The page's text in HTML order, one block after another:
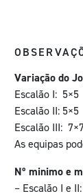
Variação do
Escalão I: 5×5
Escalão II: 5×5
Escalão III: 7×7
As equipas
Nº minimo e
– Escalão I e